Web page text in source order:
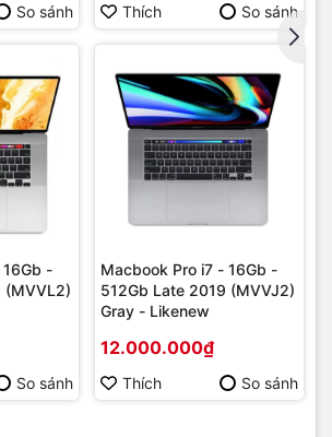
So sánh Thích So sánh
-
(MVVL2)
So sánh
Macbook Pro i7 - 16Gb -
512Gb Late 2019 (MVVJ2)
Gray - Likenew
12.000.000₫
Thích So sánh